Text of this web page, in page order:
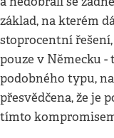
základ, na kterém
stoprocentní
pouze v Německu
podobného typu,
přesvědčena, že je
tímto